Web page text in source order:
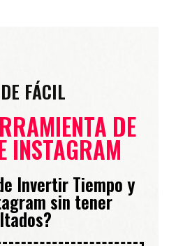
FÁCIL
DE
INSTAGRAM
Invertir Tiempo y
sin tener